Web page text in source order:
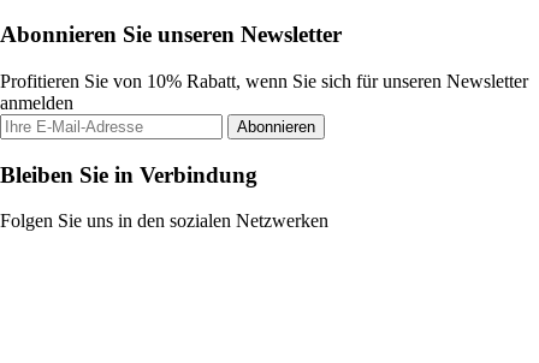
Abonnieren Sie unseren Newsletter
Profitieren Sie von 10% Rabatt, wenn Sie sich für unseren Newsletter
anmelden
Abonnieren
Bleiben Sie in Verbindung
Folgen Sie uns in den sozialen Netzwerken